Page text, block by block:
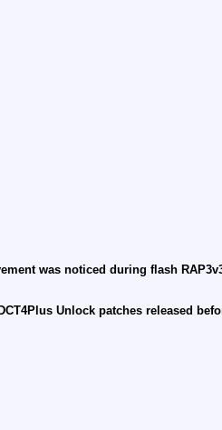
was noticed during flash
Unlock patches released